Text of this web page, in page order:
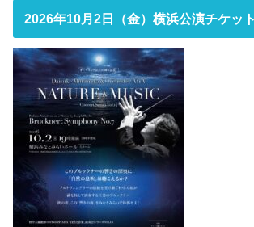
2026年10月2日（金）横浜公演チケット